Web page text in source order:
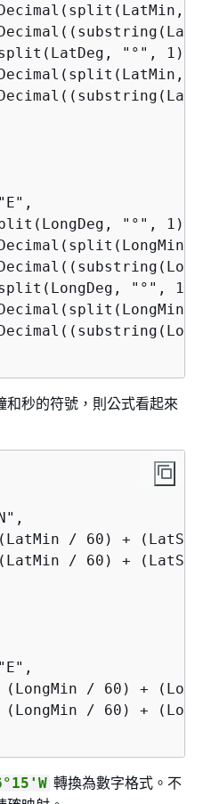
"°", 1))
"°", 1))
"°",
秒的符號，則公式看起來
/ 60) +
/ 60) +
/ 60) +
/ 60) +
轉換為數字格式。不